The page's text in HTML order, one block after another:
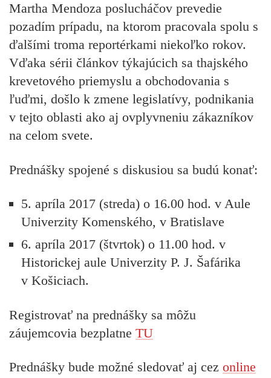
Martha Mendoza poslucháčov prevedie
pozadím prípadu, na ktorom pracovala spolu s
ďalšími troma reportérkami niekoľko rokov.
Vďaka sérii článkov týkajúcich sa thajského
krevetového priemyslu a obchodovania s
ľuďmi, došlo k zmene legislatívy, podnikania
v tejto oblasti ako aj ovplyvneniu zákazníkov
na celom svete.
Prednášky spojené s diskusiou sa budú konať:
5. apríla 2017 (streda) o 16.00 hod. v Aule
Univerzity Komenského, v Bratislave
6. apríla 2017 (štvrtok) o 11.00 hod. v
Historickej aule Univerzity P. J. Šafárika
v Košiciach.
Registrovať na prednášky sa môžu
záujemcovia bezplatne TU
Prednášky bude možné sledovať aj cez online